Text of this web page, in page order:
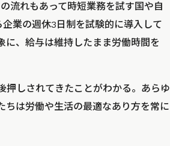
流れもあって時短業務を試す国や自
業の週休3日制を試験的に導入して
に、給与は維持したまま労働時間を
押しされてきたことがわかる。あらゆ
ちは労働や生活の最適なあり方を常に